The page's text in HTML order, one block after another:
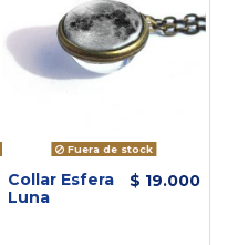
Fuera de stock
Collar Esfera
Luna
$ 19.000